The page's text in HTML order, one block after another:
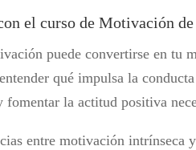
el curso de Motivación
puede convertirse en tu
qué impulsa la
la actitud positiva
entre motivación intrínseca